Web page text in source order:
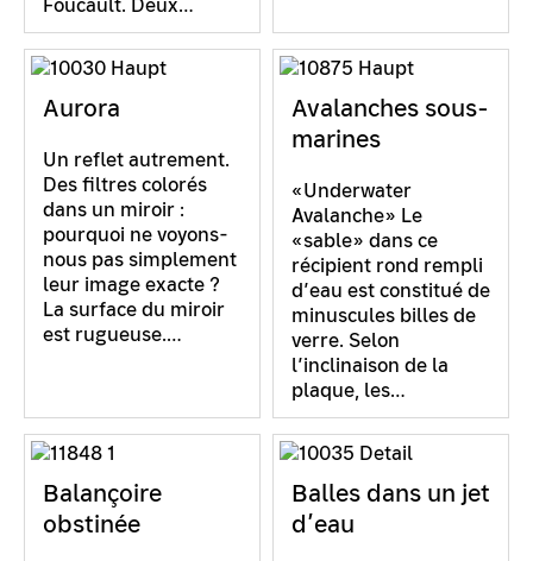
Foucault. Deux…
Aurora
Un reflet autrement.
Des filtres colorés
dans un miroir :
pourquoi ne voyons-
nous pas simplement
leur image exacte ?
La surface du miroir
est rugueuse.…
Avalanches sous-
marines
«Underwater
Avalanche» Le
«sable» dans ce
récipient rond rempli
d’eau est constitué de
minuscules billes de
verre. Selon
l’inclinaison de la
plaque, les…
Balançoire
obstinée
Balles dans un jet
d’eau